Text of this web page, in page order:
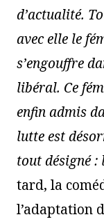
d’actualité.
avec elle le
s’engouffre
libéral. Ce
enfin admis
lutte est
tout désigné :
tard, la
l’adaptation